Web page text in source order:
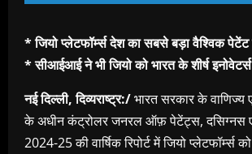
* जियो प्लेटफॉर्म्स देश का सबसे बड़ा वैश्विक
* सीआईआई ने भी जियो को भारत के शीर्ष
नई दिल्ली, दिव्यराष्ट्र:/भारत सरकार के वाणिज्य
के अधीन कंट्रोलर जनरल ऑफ़ पेटेंट्स, दसिग्नस
2024-25 की वार्षिक रिपोर्ट में जियो प्लेटफॉर्म्स